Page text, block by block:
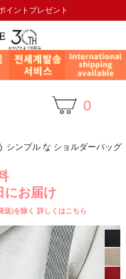
イントプレゼント
0
シンプル な ショルダーバッグ
にお届け
送)を除く 詳しくはこちら